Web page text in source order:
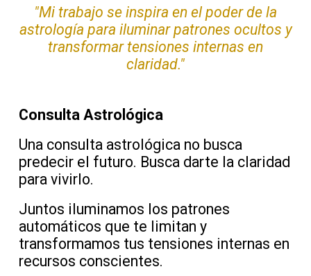
"Mi trabajo se inspira en el poder de la
astrología para iluminar patrones ocultos y
transformar tensiones internas en
claridad."
Consulta Astrológica
Una consulta astrológica no busca
predecir el futuro. Busca darte la claridad
para vivirlo.
Juntos iluminamos los patrones
automáticos que te limitan y
transformamos tus tensiones internas en
recursos conscientes.